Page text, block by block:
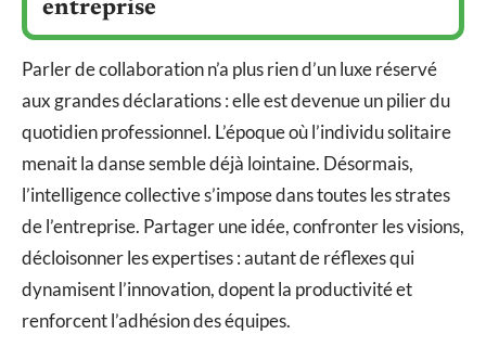
entreprise
Parler de collaboration n’a plus rien d’un luxe réservé
aux grandes déclarations : elle est devenue un pilier du
quotidien professionnel. L’époque où l’individu solitaire
menait la danse semble déjà lointaine. Désormais,
l’intelligence collective s’impose dans toutes les strates
de l’entreprise. Partager une idée, confronter les visions,
décloisonner les expertises : autant de réflexes qui
dynamisent l’innovation, dopent la productivité et
renforcent l’adhésion des équipes.